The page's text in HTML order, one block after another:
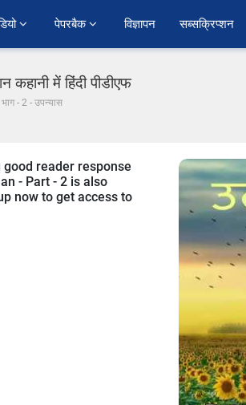
पेपरबैक विज्ञापन सब्सक्रिप्शन
में हिंदी पीडीएफ
- 2 - उपन्यास
reader response
- Part - 2 is also
now to get access to